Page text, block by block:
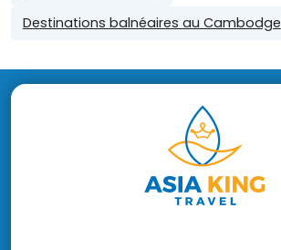
Destinations balnéaires au Cambodge